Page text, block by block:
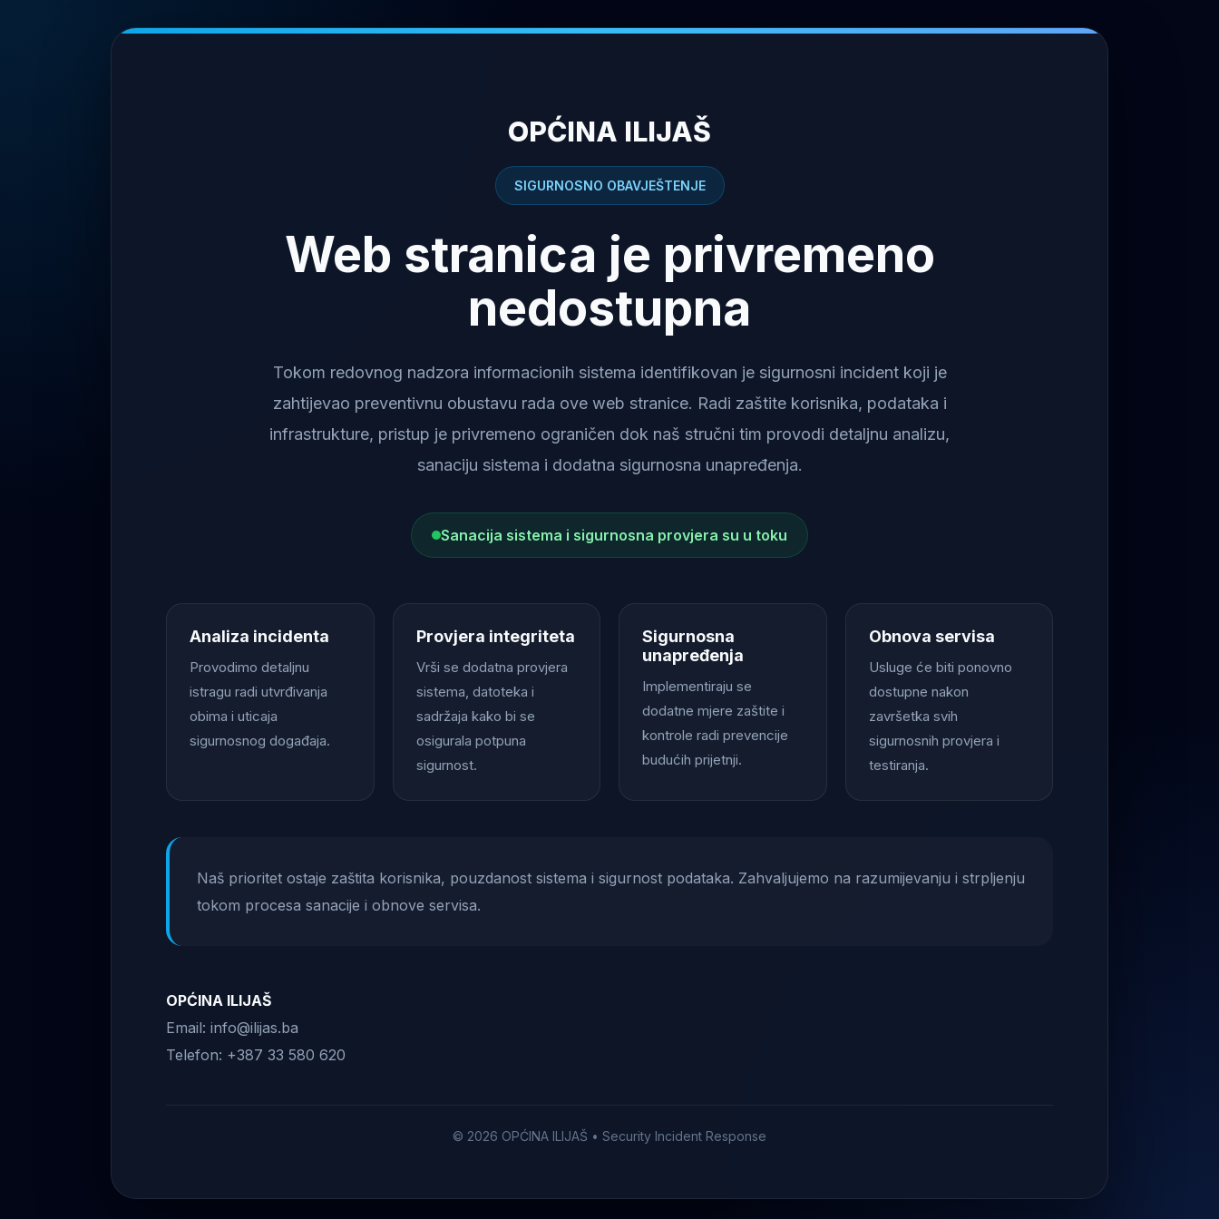
OPĆINA ILIJAŠ
SIGURNOSNO OBAVJEŠTENJE
Web stranica je privremeno
nedostupna
Tokom redovnog nadzora informacionih sistema identifikovan je sigurnosni incident koji je
zahtijevao preventivnu obustavu rada ove web stranice. Radi zaštite korisnika, podataka i
infrastrukture, pristup je privremeno ograničen dok naš stručni tim provodi detaljnu analizu,
sanaciju sistema i dodatna sigurnosna unapređenja.
Sanacija sistema i sigurnosna provjera su u toku
Analiza incidenta
Provodimo detaljnu
istragu radi utvrđivanja
obima i uticaja
sigurnosnog događaja.
Provjera integriteta
Vrši se dodatna provjera
sistema, datoteka i
sadržaja kako bi se
osigurala potpuna
sigurnost.
Sigurnosna
unapređenja
Implementiraju se
dodatne mjere zaštite i
kontrole radi prevencije
budućih prijetnji.
Obnova servisa
Usluge će biti ponovno
dostupne nakon
završetka svih
sigurnosnih provjera i
testiranja.
Naš prioritet ostaje zaštita korisnika, pouzdanost sistema i sigurnost podataka. Zahvaljujemo na razumijevanju i strpljenju
tokom procesa sanacije i obnove servisa.
OPĆINA ILIJAŠ
Email: info@ilijas.ba
Telefon: +387 33 580 620
© 2026 OPĆINA ILIJAŠ • Security Incident Response